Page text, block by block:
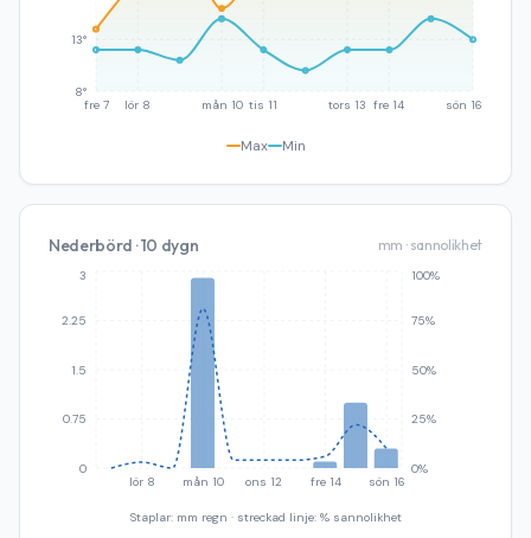
fre 7 lör 8 mån 10 tis 11 tors 13 fre 14 sön 16
8°
13°
Max Min
Nederbörd · 10 dygn mm · sannolikhet
lör 8 mån 10 ons 12 fre 14 sön 16
0
0.75
1.5
2.25
3
0%
25%
50%
75%
100%
Staplar: mm regn · streckad linje: % sannolikhet